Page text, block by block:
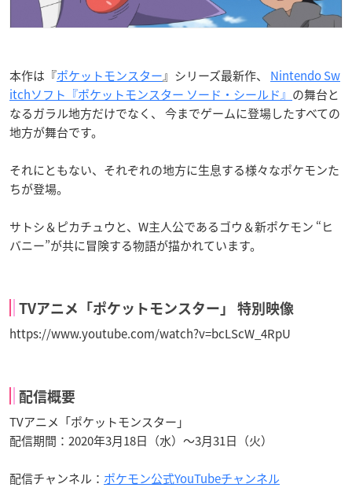
本作は『ポケットモンスター』シリーズ最新作、 Nintendo Sw
itchソフト『ポケットモンスター ソード・シールド』 の舞台と
なるガラル地方だけでなく、 今までゲームに登場したすべての
地方が舞台です。
それにともない、それぞれの地方に生息する様々なポケモンた
ちが登場。
サトシ＆ピカチュウと、W主人公であるゴウ＆新ポケモン “ヒ
バニー”が共に冒険する物語が描かれています。
TVアニメ「ポケットモンスター」 特別映像
https://www.youtube.com/watch?v=bcLScW_4RpU
配信概要
TVアニメ「ポケットモンスター」
配信期間：2020年3月18日（水）～3月31日（火）
配信チャンネル： ポケモン公式YouTubeチャンネル